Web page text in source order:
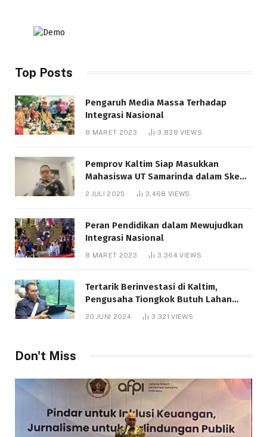
Top Posts
Pengaruh Media Massa Terhadap
Integrasi Nasional
8 MARET 2023 3,838VIEWS
Pemprov Kaltim Siap Masukkan
Mahasiswa UT Samarinda dalam Skema
Bantuan Pendidikan Gratispol
2 JULI 2025 3,468 VIEWS
Peran Pendidikan dalam Mewujudkan
Integrasi Nasional
8 MARET 2023 3,364VIEWS
Tertarik Berinvestasi di Kaltim,
Pengusaha Tiongkok Butuh Lahan
1.000 Hektare
20 JUNI 2024 3,321VIEWS
Don't Miss